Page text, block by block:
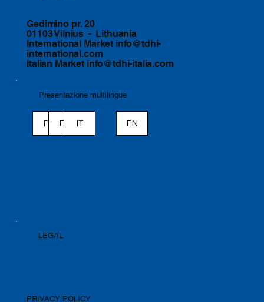
Gedimino pr. 20
01103 Vilnius - Lithuania
International Market info@tdhi-
international.com
Italian Market info@tdhi-italia.com
Presentazione multilingue
FR ES IT EN
LEGAL
PRIVACY POLICY